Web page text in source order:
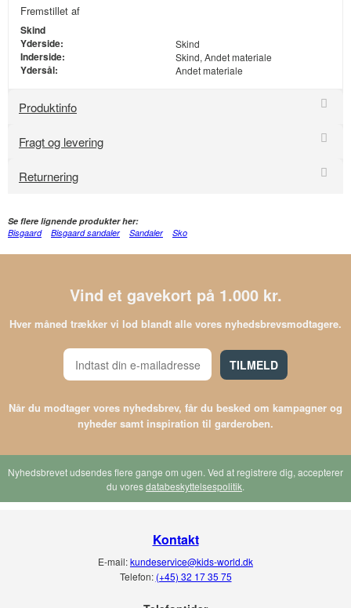
Fremstillet af
Skind
Yderside:
Skind
Inderside: Skind, Andet materiale
Ydersål: Andet materiale
Produktinfo
Fragt og levering
Returnering
Se flere lignende produkter her:
Bisgaard
Bisgaard sandaler Sandaler Sko
Vind et gavekort på 1.000 kr.
Hver måned trækker vi lod blandt alle vores nyhedsbrevsmodtagere.
TILMELD
Når du modtager vores nyhedsbrev, får du besked om kampagner og
nyheder samt inspiration til garderoben.
Nyhedsbrevet udsendes flere gange om ugen. Ved at registrere dig, accepterer
du voresdatabeskyttelsespolitik.
Kontakt
E-mail:kundeservice@kids-world.dk
Telefon: (+45) 32 17 35 75